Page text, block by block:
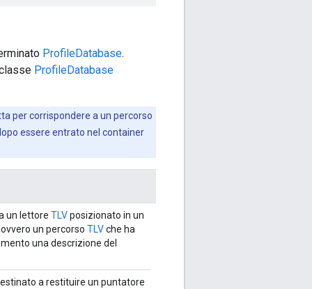
ProfileDatabase.
ProfileDatabase
per corrispondere a un percorso
essere entrato nel container
un lettore TLVposizionato in un
un percorso TLVche ha
una descrizione del
a restituire un puntatore